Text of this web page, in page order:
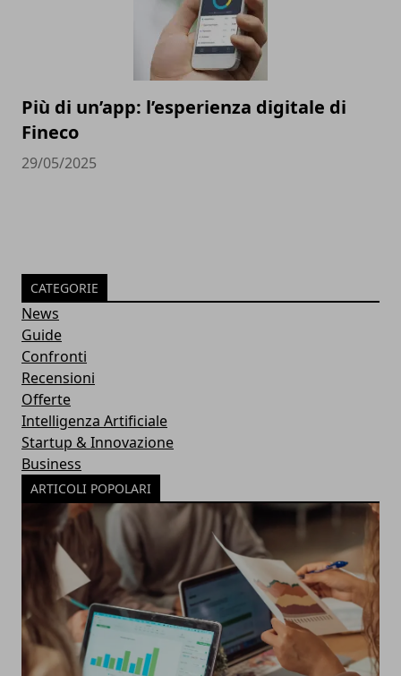
Più di un’app: l’esperienza digitale di
Fineco
29/05/2025
CATEGORIE
News
Guide
Confronti
Recensioni
Offerte
Intelligenza Artificiale
Startup & Innovazione
Business
ARTICOLI POPOLARI